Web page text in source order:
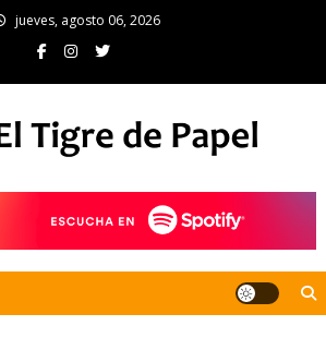
jueves, agosto 06, 2026